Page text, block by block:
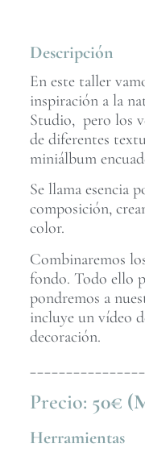
Descripción
En este taller
inspiración a la
Studio, pero los
de diferentes
miniálbum
Se llama esencia
composición,
color.
Combinaremos
fondo. Todo ello
pondremos a
incluye un vídeo
decoración.
Precio: 50€
Herramientas